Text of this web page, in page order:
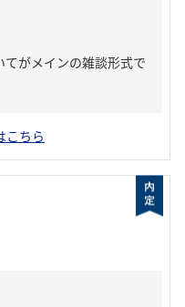
がメインの雑談形式で
こちら